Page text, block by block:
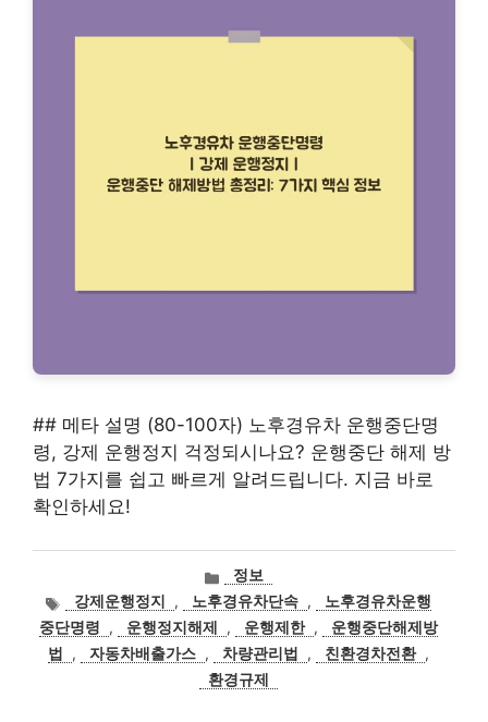
## 메타 설명 (80-100자) 노후경유차 운행중단명
령, 강제 운행정지 걱정되시나요? 운행중단 해제 방
법 7가지를 쉽고 빠르게 알려드립니다. 지금 바로
확인하세요!
카
테
고
리
정보
태
그
강제운행정지 , 노후경유차단속 ,
노후경유차운행
중단명령
, 운행정지해제 , 운행제한 ,
운행중단해제방
법
, 자동차배출가스 , 차량관리법 , 친환경차전환 ,
환경규제